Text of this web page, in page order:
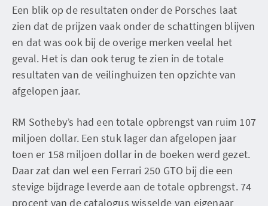
Een blik op de resultaten onder de Porsches laat
zien dat de prijzen vaak onder de schattingen blijven
en dat was ook bij de overige merken veelal het
geval. Het is dan ook terug te zien in de totale
resultaten van de veilinghuizen ten opzichte van
afgelopen jaar.
RM Sotheby’s had een totale opbrengst van ruim 107
miljoen dollar. Een stuk lager dan afgelopen jaar
toen er 158 miljoen dollar in de boeken werd gezet.
Daar zat dan wel een Ferrari 250 GTO bij die een
stevige bijdrage leverde aan de totale opbrengst. 74
procent van de catalogus wisselde van eigenaar